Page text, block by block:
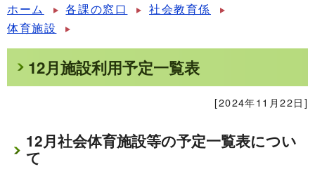
ホーム 各課の窓口
社会教育係
体育施設
12月施設利用予定一覧表
[2024年11月22日]
12月社会体育施設等の予定一覧表につい
て